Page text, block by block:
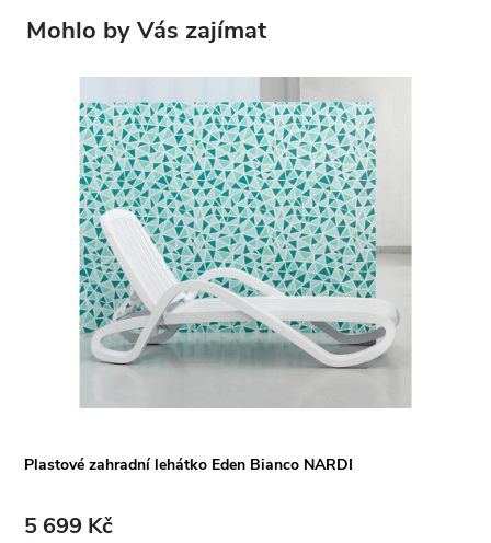
Plastové zahradní lehátko Eden Bianco NARDI
5 699 Kč